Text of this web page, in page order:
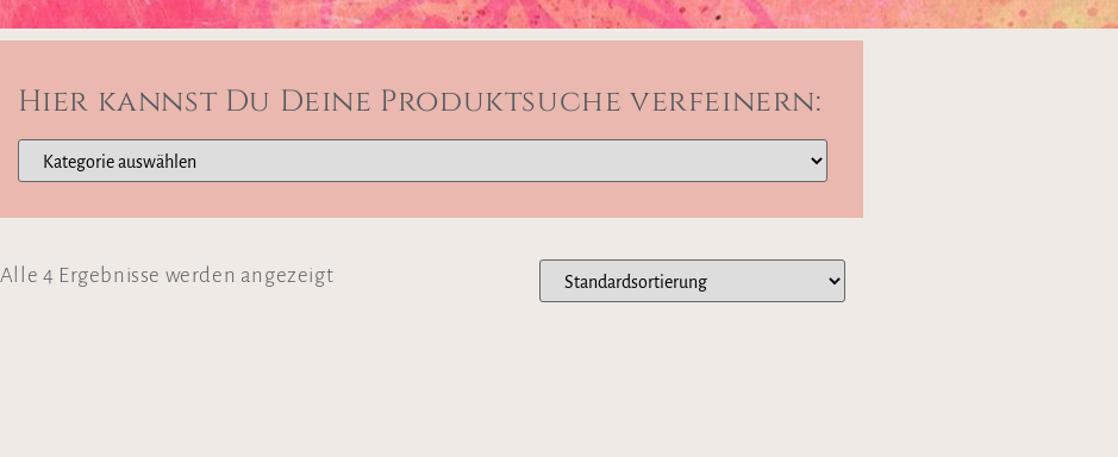
Hier kannst Du Deine Produktsuche verfeinern:
Alle 4 Ergebnisse werden angezeigt